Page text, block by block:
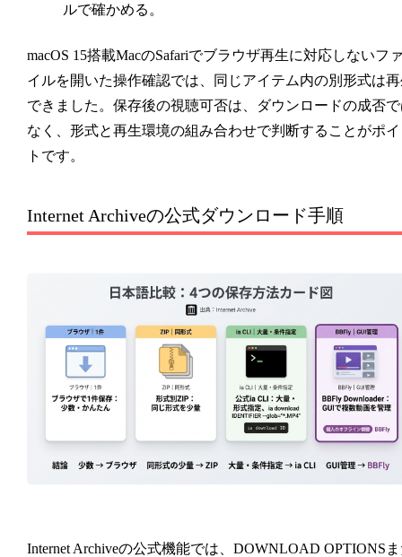
ルで確かめる。
macOS 15搭載MacのSafariでブラウザ再生に対応しないフ
イルを開いた操作確認では、同じアイテム内の別形式は
できました。保存後の視聴可否は、ダウンロードの成否
なく、形式と再生環境の組み合わせで判断することがポ
トです。
Internet Archiveの公式ダウンロード手順
Internet Archiveの公式機能では、DOWNLOAD OPTIONS